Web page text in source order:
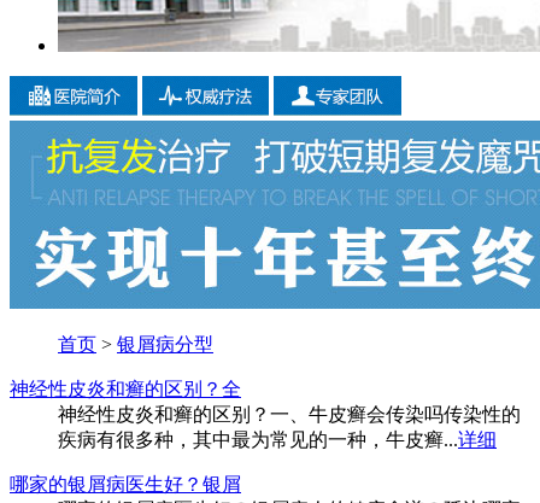
首页 > 银屑病分型
神经性皮炎和癣的区别？全
神经性皮炎和癣的区别？一、牛皮癣会传染吗传染性的
疾病有很多种，其中最为常见的一种，牛皮癣...详细
哪家的银屑病医生好？银屑